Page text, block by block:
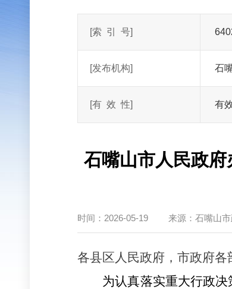
[索 引 号]
[发布机构] 石
[有 效 性] 有
石嘴山市人民政
时间： 2026-05-19 来源： 石嘴山
各县区人民政府，市政府各
为认真落实重大行政